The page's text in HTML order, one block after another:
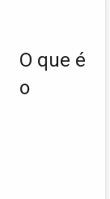
O que é
o